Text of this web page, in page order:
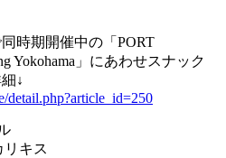
時期開催中の「PORT
Yokohama」にあわせスナック
↓
detail.php?article_id=250
リキス